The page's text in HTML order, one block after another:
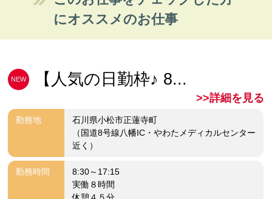
にオススメのお仕事
NEW 【人気の日勤枠♪ 8...
>>詳細を見る
勤務地
石川県小松市正蓮寺町
（国道8号線八幡IC・やわたメディカルセンター
近く）
勤務時間
8:30～17:15
実働８時間
休憩４５分